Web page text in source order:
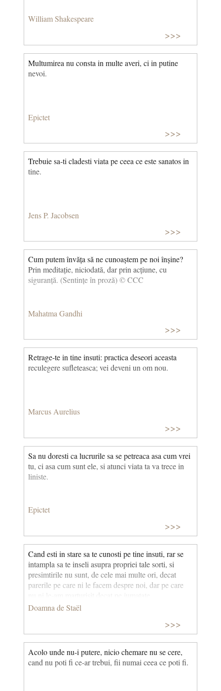
William Shakespeare
>>>
Multumirea nu consta in multe averi, ci in putine
nevoi.
Epictet
>>>
Trebuie sa-ti cladesti viata pe ceea ce este sanatos in
tine.
Jens P. Jacobsen
>>>
Cum putem învăța să ne cunoaștem pe noi înșine?
Prin meditație, niciodată, dar prin acțiune, cu
siguranță. (Sentințe în proză) © CCC
Mahatma Gandhi
>>>
Retrage-te in tine insuti: practica deseori aceasta
reculegere sufleteasca; vei deveni un om nou.
Marcus Aurelius
>>>
Sa nu doresti ca lucrurile sa se petreaca asa cum vrei
tu, ci asa cum sunt ele, si atunci viata ta va trece in
liniste.
Epictet
>>>
Cand esti in stare sa te cunosti pe tine insuti, rar se
intampla sa te inseli asupra propriei tale sorti, si
presimtirile nu sunt, de cele mai multe ori, decat
parerile pe care ni le facem despre noi, dar pe care
Doamna de Staël
>>>
Acolo unde nu-i putere, nicio chemare nu se cere,
cand nu poti fi ce-ar trebui, fii numai ceea ce poti fi.